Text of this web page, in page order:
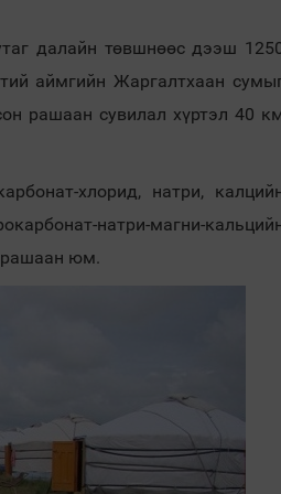
далайн төвшнөөс дээш
аймгийн Жаргалтхаан
рашаан сувилал хүртэл 40
хлорид, натри,
натри-магни-
рашаан юм.